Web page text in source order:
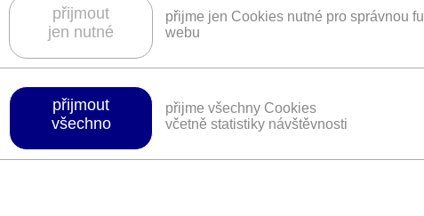
přijmout
jen nutné
přijme jen Cookies nutné pro správnou
webu
přijmout
všechno
přijme všechny Cookies
včetně statistiky návštěvnosti
Platnost není časově omezena.
a vše, co s ním souvisí, lesnictví, myslivost, rybářství, vinařství
tématům ochrany půdy či zadržení vody v krajině. Naše pracoviště a
zámku Ohrada v Hluboké nad Vltavou, a také ve Valticích a ve Znojmě.
jednotlivých oborů s důrazem na území českých zemí. Pomocí
pro celou rodinu a to i v rámci řady popularizačních akcí, které
ministerstvo zemědělství.